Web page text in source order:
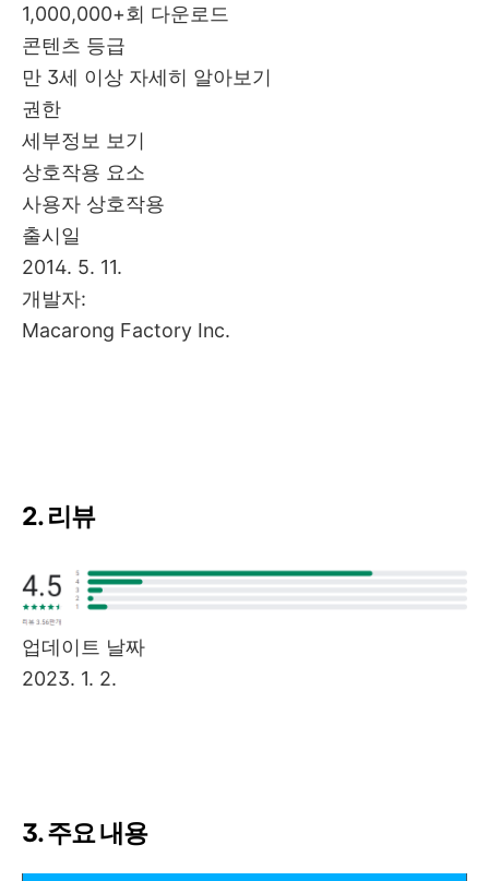
1,000,000+회 다운로드
콘텐츠 등급
만 3세 이상 자세히 알아보기
권한
세부정보 보기
상호작용 요소
사용자 상호작용
출시일
2014. 5. 11.
개발자:
Macarong Factory Inc.
2. 리뷰
업데이트 날짜
2023. 1. 2.
3. 주요 내용